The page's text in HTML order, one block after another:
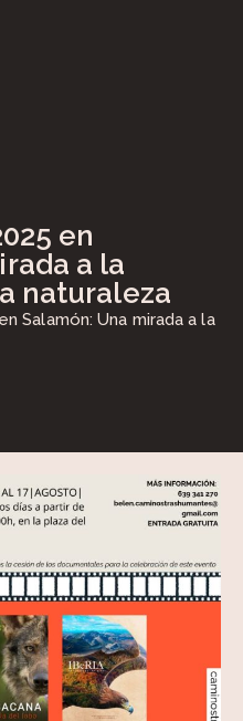
en
a la
naturaleza
Salamón: Una mirada a la